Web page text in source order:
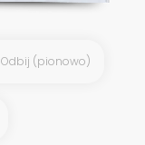
Odbij (pionowo)